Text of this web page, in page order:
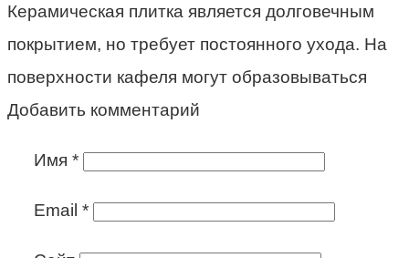
Керамическая плитка является долговечным
покрытием, но требует постоянного ухода. На
поверхности кафеля могут образовываться
Добавить комментарий
Имя *
Email *